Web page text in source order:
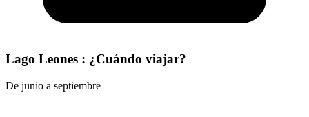
Lago Leones : ¿Cuándo viajar?
De junio a septiembre